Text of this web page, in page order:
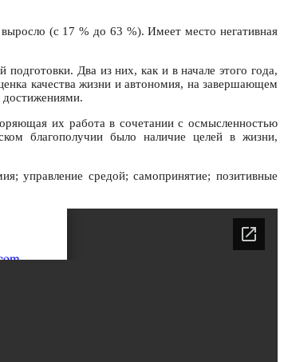
(с 17 % до 63 %). Имеет место негативная
Два из них, как и в начале этого года,
качества жизни и автономия, на завершающем
достижениями.
их работа в сочетании с осмысленностью
благополучии было наличие целей в жизни,
управление средой; самопринятие; позитивные